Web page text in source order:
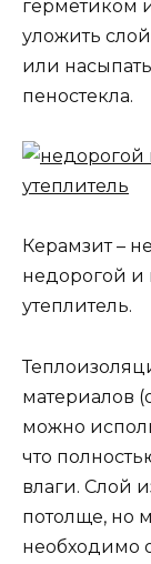
герметиком
уложить
или
пеностекла.
Керамзит –
недорогой и
утеплитель.
материалов
можно
что
влаги. Слой
потолще, но
необходимо